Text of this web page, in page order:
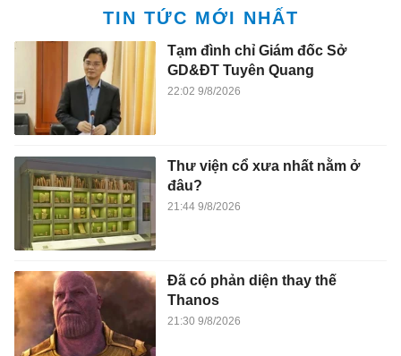
TIN TỨC MỚI NHẤT
Tạm đình chỉ Giám đốc Sở
GD&ĐT Tuyên Quang
22:02 9/8/2026
Thư viện cổ xưa nhất nằm ở
đâu?
21:44 9/8/2026
Đã có phản diện thay thế
Thanos
21:30 9/8/2026